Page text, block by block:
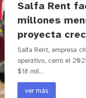
Salfa Rent
millones
proyecta
Salfa Rent, empresa
operativo, cerró el
$18 mil…
ver más